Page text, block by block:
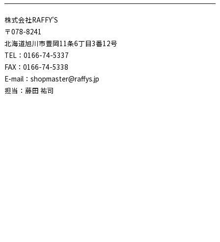
株式会社RAFFY'S
〒078-8241
北海道旭川市豊岡11条6丁目3番12号
TEL：0166-74-5337
FAX：0166-74-5338
E-mail：shopmaster@raffys.jp
担当：藤田 祐司